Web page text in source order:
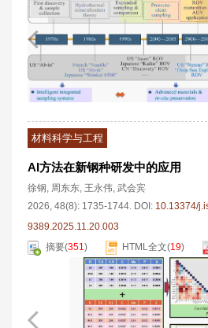
材料科学与工程
AI方法在新钢种研发中的应用
徐钢, 周东东, 王永伟, 武会宾
2026, 48(8): 1735-1744. DOI: 10.13374/
9389.2025.11.20.003
摘要(351) HTML全文(19)